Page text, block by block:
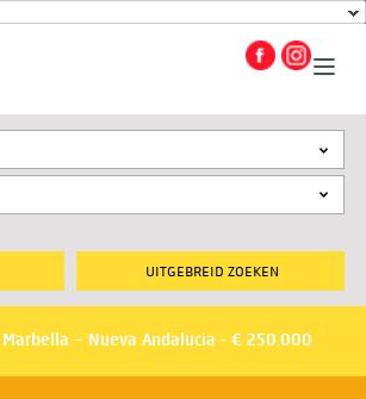
UITGEBREID ZOEKEN
– Nueva Andalucia - € 250.000